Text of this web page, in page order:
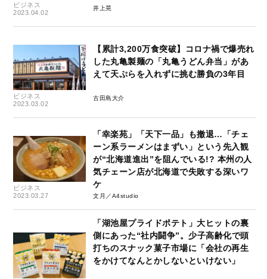
ビジネス
2023.04.02
井上晃
ビジネス
2023.03.02
【累計3,200万食突破】コロナ禍で爆売れ
した丸亀製麺の「丸亀うどん弁当」があ
えて天ぷらを入れずに挑む勝負の3年目
古田島大介
ビジネス
2023.03.27
「幸楽苑」「天下一品」も撤退…「チェ
ーン系ラーメンはまずい」という先入観
が“北海道進出”を阻んでいる!? 本州の人
気チェーン店が北海道で失敗する深いワ
ケ
文月／A4studio
「湖池屋プライドポテト」大ヒットの裏
側にあった“社内闘争”。少子高齢化で頭
打ちのスナック菓子市場に「会社の再生
をかけてなんとかしないといけない」